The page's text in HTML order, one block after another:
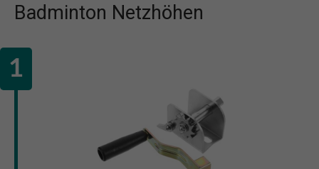
Badminton Netzhöhen